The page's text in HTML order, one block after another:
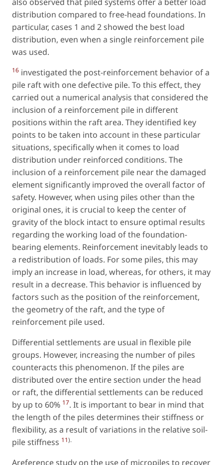
distribution compared to free-head foundations. In
particular, cases 1 and 2 showed the best load
distribution, even when a single reinforcement pile
was used.
16 investigated the post-reinforcement behavior of a
pile raft with one defective pile. To this effect, they
carried out a numerical analysis that considered the
inclusion of a reinforcement pile in different
positions within the raft area. They identified key
points to be taken into account in these particular
situations, specifically when it comes to load
distribution under reinforced conditions. The
inclusion of a reinforcement pile near the damaged
element significantly improved the overall factor of
safety. However, when using piles other than the
original ones, it is crucial to keep the center of
gravity of the block intact to ensure optimal results
regarding the working load of the foundation-
bearing elements. Reinforcement inevitably leads to
a redistribution of loads. For some piles, this may
imply an increase in load, whereas, for others, it may
result in a decrease. This behavior is influenced by
factors such as the position of the reinforcement,
the geometry of the raft, and the type of
reinforcement pile used.
Differential settlements are usual in flexible pile
groups. However, increasing the number of piles
counteracts this phenomenon. If the piles are
distributed over the entire section under the head
or raft, the differential settlements can be reduced
by up to 60% 17. It is important to bear in mind that
the length of the piles determines their stiffness or
flexibility, as a result of variations in the relative soil-
pile stiffness 11).
Areference study on the use of micropiles to recover